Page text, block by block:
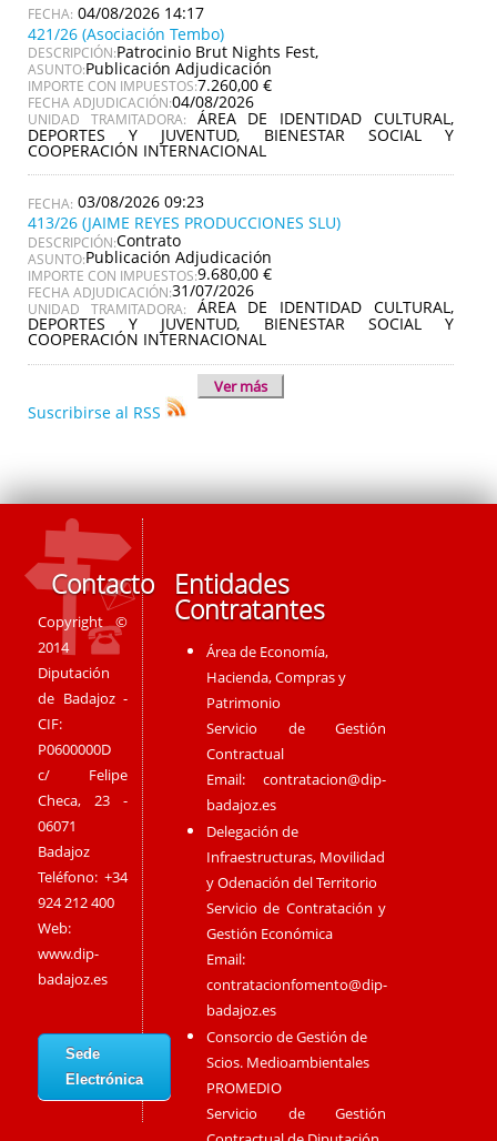
04/08/2026 14:17
421/26 (Asociación Tembo)
DESCRIPCIÓN:Patrocinio Brut Nights Fest,
ASUNTO:Publicación Adjudicación
IMPORTE CON IMPUESTOS:7.260,00 €
FECHA ADJUDICACIÓN:04/08/2026
UNIDAD TRAMITADORA: ÁREA DE IDENTIDAD CULTURAL,
DEPORTES Y JUVENTUD, BIENESTAR SOCIAL Y
COOPERACIÓN INTERNACIONAL
03/08/2026 09:23
413/26 (JAIME REYES PRODUCCIONES SLU)
DESCRIPCIÓN:Contrato
ASUNTO:Publicación Adjudicación
IMPORTE CON IMPUESTOS:9.680,00 €
FECHA ADJUDICACIÓN:31/07/2026
UNIDAD TRAMITADORA: ÁREA DE IDENTIDAD CULTURAL,
DEPORTES Y JUVENTUD, BIENESTAR SOCIAL Y
COOPERACIÓN INTERNACIONAL
Ver más
Suscribirse al RSS
Contacto
Copyright ©
2014
Diputación
de Badajoz -
CIF:
P0600000D
c/ Felipe
Checa, 23 -
06071
Badajoz
Teléfono: +34
924 212 400
Web:
www.dip-
badajoz.es
Sede
Electrónica
Entidades
Contratantes
Área de Economía,
Hacienda, Compras y
Patrimonio
Servicio de Gestión
Contractual
Email:contratacion@dip-
badajoz.es
Delegación de
Infraestructuras, Movilidad
y Odenación del Territorio
Servicio de Contratación y
Gestión Económica
Email:
contratacionfomento@dip-
badajoz.es
Consorcio de Gestión de
Scios. Medioambientales
PROMEDIO
Servicio de Gestión